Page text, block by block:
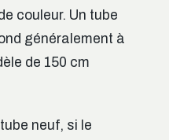
couleur. Un tube
généralement à
de 150 cm
neuf, si le